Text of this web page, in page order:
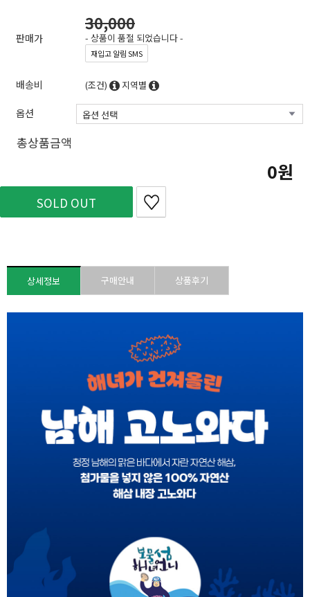
판매가
30,000
- 상품이 품절 되었습니다 -
재입고 알림 SMS
배송비 (조건) 지역별
옵션
총상품금액
0
SOLD OUT
상세정보 구매안내 상품후기